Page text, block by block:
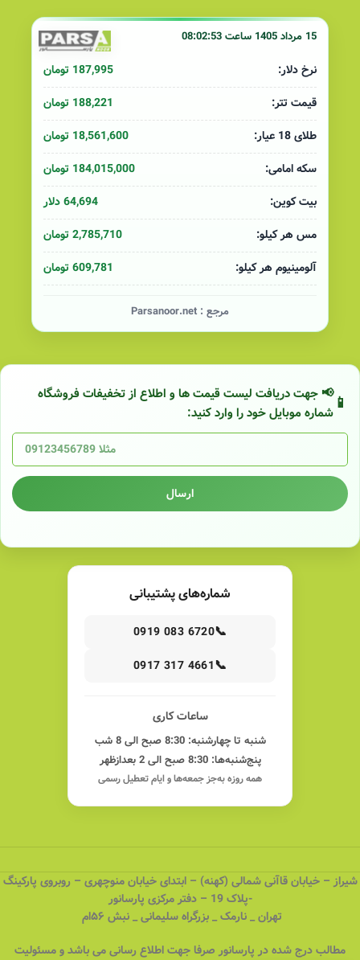
15 مرداد 1405 ساعت 08:02:53
نرخ دلار:
187,995 تومان
قیمت تتر:
188,221 تومان
طلای 18 عیار:
18,561,600 تومان
سکه امامی:
184,015,000 تومان
بیت کوین:
64,694 دلار
مس هر کیلو:
2,785,710 تومان
آلومینیوم هر کیلو:
609,781 تومان
مرجع : Parsanoor.net
📢 جهت دریافت لیست قیمت ها و اطلاع از تخفیفات فروشگاه
شماره موبایل خود را وارد کنید:
ارسال
شماره‌های پشتیبانی
📞
0919 083 6720
📞
0917 317 4661
ساعات کاری
شنبه تا چهارشنبه: 8:30 صبح الی 8 شب
پنج‌شنبه‌ها: 8:30 صبح الی 2 بعدازظهر
همه روزه به‌جز جمعه‌ها و ایام تعطیل رسمی
شیراز – خیابان قاآنی شمالی (کهنه) – ابتدای خیابان منوچهری – روبروی پارکینگ
-پلاک 19 – دفتر مرکزی پارسانور
تهران _ نارمک _ بزرگراه سلیمانی _ نبش ۵۶ام
مطالب درج شده در پارسانور صرفا جهت اطلاع رسانی می باشد و مسئولیت